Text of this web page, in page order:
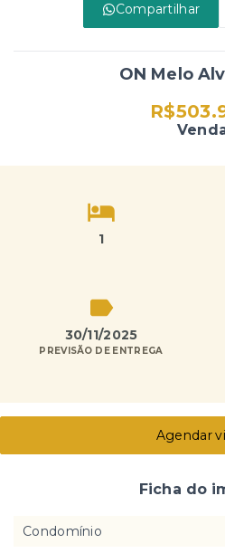
Compartilhar
ON Melo
1
30/11/2025
PREVISÃO DE ENTREGA
Agendar
Ficha do
Condomínio